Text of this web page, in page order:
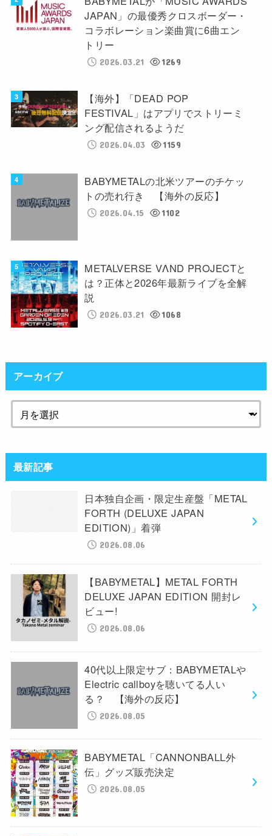
JAPAN」の最優秀クロスボーダー・
コラボレーション楽曲賞に6曲エン
トリー
2026.03.21 1269
【海外】「DEAD POP
FESTIVAL」はアプリでストリーミ
ング配信されるようだ
2026.04.03 1159
BABYMETALの北米ツアーのチケッ
トの売れ行き 【海外の反応】
2026.04.15 1102
METALVERSE VΛND PROJECTと
は？正体と2026年最新ライブを全解
説
2026.03.21 1068
アーカイブ
最新記事
日本独自企画・限定生産盤「METAL
FORTH (DELUXE JAPAN
EDITION)」着弾
2026.08.06
【BABYMETAL】METAL FORTH
DELUXE JAPAN EDITION 開封レ
ビュー!
2026.08.06
40代以上限定サブ：BABYMETALや
Electric callboyを聴いてる人い
る？ 【海外の反応】
2026.08.05
BABYMETAL「CANNONBALL外
伝」グッズ販売決定
2026.08.05